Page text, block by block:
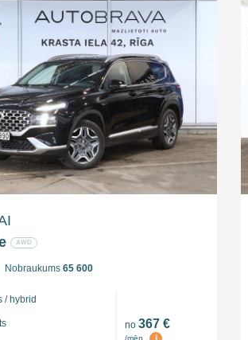
AWD
Nobraukums 65 600
/ hybrid
no 367 €